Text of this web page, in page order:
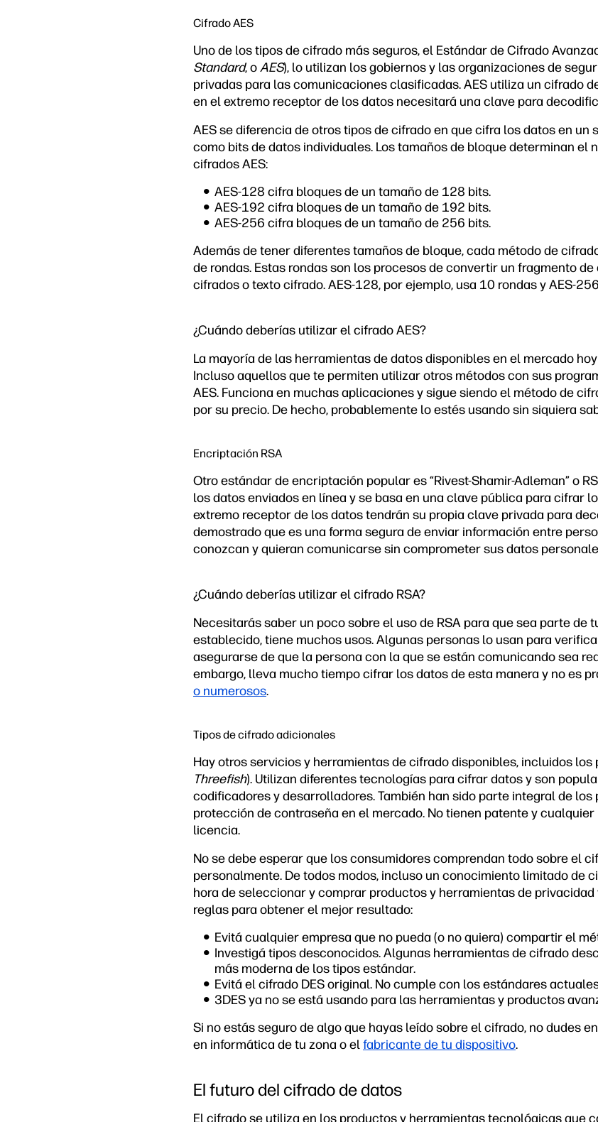
Cifrado AES
Uno de los tipos de cifrado más seguros, el Estándar de Cifrado
Standard, oAES), lo utilizan los gobiernos y las organizaciones de
privadas para las comunicaciones clasificadas. AES utiliza un cifrado
en el extremo receptor de los datos necesitará una clave para
AES se diferencia de otros tipos de cifrado en que cifra los datos en un
como bits de datos individuales. Los tamaños de bloque determinan el
cifrados AES:
AES-128 cifra bloques de un tamaño de 128 bits.
AES-192 cifra bloques de un tamaño de 192 bits.
AES-256 cifra bloques de un tamaño de 256 bits.
Además de tener diferentes tamaños de bloque, cada método de
de rondas. Estas rondas son los procesos de convertir un fragmento
cifrados o texto cifrado. AES-128, por ejemplo, usa 10 rondas y AES-
¿Cuándo deberías utilizar el cifrado AES?
La mayoría de las herramientas de datos disponibles en el mercado
Incluso aquellos que te permiten utilizar otros métodos con sus
AES. Funciona en muchas aplicaciones y sigue siendo el método de
por su precio. De hecho, probablemente lo estés usando sin siquiera
Encriptación RSA
Otro estándar de encriptación popular es “Rivest-Shamir-Adleman” o
los datos enviados en línea y se basa en una clave pública para cifrar
extremo receptor de los datos tendrán su propia clave privada para
demostrado que es una forma segura de enviar información entre
conozcan y quieran comunicarse sin comprometer sus datos
¿Cuándo deberías utilizar el cifrado RSA?
Necesitarás saber un poco sobre el uso de RSA para que sea parte de
establecido, tiene muchos usos. Algunas personas lo usan para
asegurarse de que la persona con la que se están comunicando sea
embargo, lleva mucho tiempo cifrar los datos de esta manera y no es
o numerosos.
Tipos de cifrado adicionales
Hay otros servicios y herramientas de cifrado disponibles, incluidos los
Threefish). Utilizan diferentes tecnologías para cifrar datos y son
codificadores y desarrolladores. También han sido parte integral de
protección de contraseña en el mercado. No tienen patente y
licencia.
No se debe esperar que los consumidores comprendan todo sobre el
personalmente. De todos modos, incluso un conocimiento limitado de
hora de seleccionar y comprar productos y herramientas de privacidad
reglas para obtener el mejor resultado:
Evitá cualquier empresa que no pueda (o no quiera) compartir el
Investigá tipos desconocidos. Algunas herramientas de cifrado
más moderna de los tipos estándar.
Evitá el cifrado DES original. No cumple con los estándares
3DES ya no se está usando para las herramientas y productos
Si no estás seguro de algo que hayas leído sobre el cifrado, no dudes
en informática de tu zona o elfabricante de tu dispositivo.
El futuro del cifrado de datos
El cifrado se utiliza en los productos y herramientas tecnológicas que